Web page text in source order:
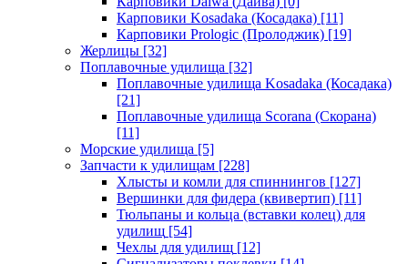
Карповики Kosadaka (Косадака) [11]
Карповики Prologic (Пролоджик) [19]
Жерлицы [32]
Поплавочные удилища [32]
Поплавочные удилища Kosadaka (Косадака)
[21]
Поплавочные удилища Scorana (Скорана)
[11]
Морские удилища [5]
Запчасти к удилищам [228]
Хлысты и комли для спиннингов [127]
Вершинки для фидера (квивертип) [11]
Тюльпаны и кольца (вставки колец) для
удилищ [54]
Чехлы для удилищ [12]